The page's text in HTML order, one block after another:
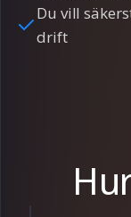
Du vill
drift